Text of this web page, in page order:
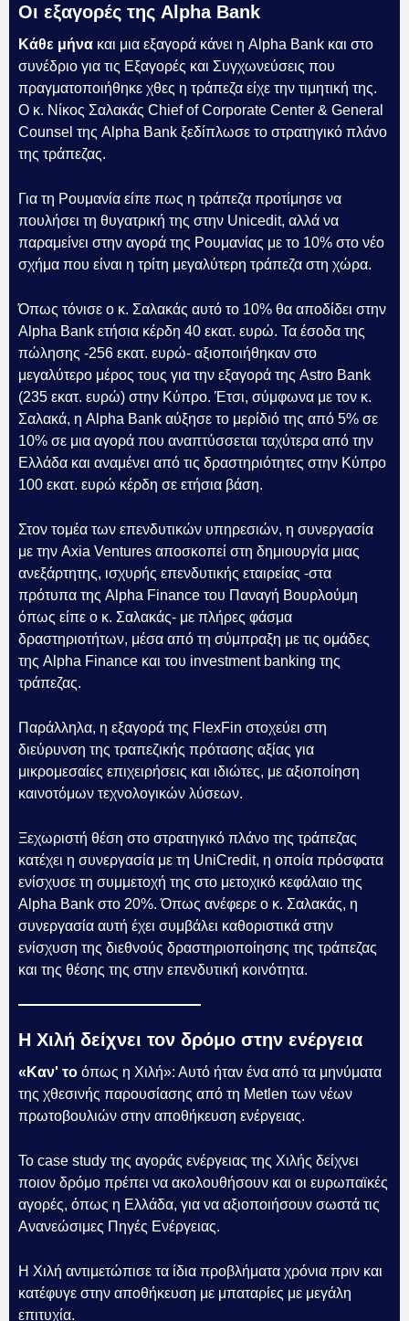
Οι εξαγορές της Alpha Bank
Κάθε μήνα και μια εξαγορά κάνει η Alpha Bank και στο
συνέδριο για τις Εξαγορές και Συγχωνεύσεις που
πραγματοποιήθηκε χθες η τράπεζα είχε την τιμητική της.
Ο κ. Νίκος Σαλακάς Chief of Corporate Center & General
Counsel της Alpha Bank ξεδίπλωσε το στρατηγικό πλάνο
της τράπεζας.
Για τη Ρουμανία είπε πως η τράπεζα προτίμησε να
πουλήσει τη θυγατρική της στην Unicedit, αλλά να
παραμείνει στην αγορά της Ρουμανίας με το 10% στο νέο
σχήμα που είναι η τρίτη μεγαλύτερη τράπεζα στη χώρα.
Όπως τόνισε ο κ. Σαλακάς αυτό το 10% θα αποδίδει στην
Alpha Bank ετήσια κέρδη 40 εκατ. ευρώ. Τα έσοδα της
πώλησης -256 εκατ. ευρώ- αξιοποιήθηκαν στο
μεγαλύτερο μέρος τους για την εξαγορά της Astro Bank
(235 εκατ. ευρώ) στην Κύπρο. Έτσι, σύμφωνα με τον κ.
Σαλακά, η Alpha Bank αύξησε το μερίδιό της από 5% σε
10% σε μια αγορά που αναπτύσσεται ταχύτερα από την
Ελλάδα και αναμένει από τις δραστηριότητες στην Κύπρο
100 εκατ. ευρώ κέρδη σε ετήσια βάση.
Στον τομέα των επενδυτικών υπηρεσιών, η συνεργασία
με την Axia Ventures αποσκοπεί στη δημιουργία μιας
ανεξάρτητης, ισχυρής επενδυτικής εταιρείας -στα
πρότυπα της Alpha Finance του Παναγή Βουρλούμη
όπως είπε ο κ. Σαλακάς- με πλήρες φάσμα
δραστηριοτήτων, μέσα από τη σύμπραξη με τις ομάδες
της Alpha Finance και του investment banking της
τράπεζας.
Παράλληλα, η εξαγορά της FlexFin στοχεύει στη
διεύρυνση της τραπεζικής πρότασης αξίας για
μικρομεσαίες επιχειρήσεις και ιδιώτες, με αξιοποίηση
καινοτόμων τεχνολογικών λύσεων.
Ξεχωριστή θέση στο στρατηγικό πλάνο της τράπεζας
κατέχει η συνεργασία με τη UniCredit, η οποία πρόσφατα
ενίσχυσε τη συμμετοχή της στο μετοχικό κεφάλαιο της
Alpha Bank στο 20%. Όπως ανέφερε ο κ. Σαλακάς, η
συνεργασία αυτή έχει συμβάλει καθοριστικά στην
ενίσχυση της διεθνούς δραστηριοποίησης της τράπεζας
και της θέσης της στην επενδυτική κοινότητα.
Η Χιλή δείχνει τον δρόμο στην ενέργεια
«Καν' το όπως η Χιλή»: Αυτό ήταν ένα από τα μηνύματα
της χθεσινής παρουσίασης από τη Metlen των νέων
πρωτοβουλιών στην αποθήκευση ενέργειας.
Το case study της αγοράς ενέργειας της Χιλής δείχνει
ποιον δρόμο πρέπει να ακολουθήσουν και οι ευρωπαϊκές
αγορές, όπως η Ελλάδα, για να αξιοποιήσουν σωστά τις
Ανανεώσιμες Πηγές Ενέργειας.
Η Χιλή αντιμετώπισε τα ίδια προβλήματα χρόνια πριν και
κατέφυγε στην αποθήκευση με μπαταρίες με μεγάλη
επιτυχία.